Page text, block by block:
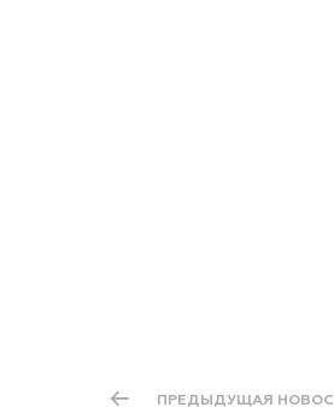
ПРЕДЫДУЩАЯ